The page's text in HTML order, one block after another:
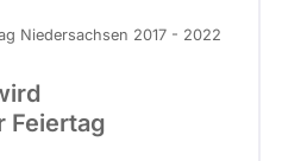
Niedersachsen 2017 - 2022
Feiertag